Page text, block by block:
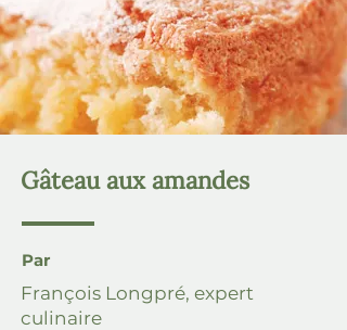
Gâteau aux amandes
Par
François Longpré, expert
culinaire